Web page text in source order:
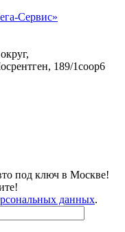
189/1соор6
под ключ в Москве!
данных.